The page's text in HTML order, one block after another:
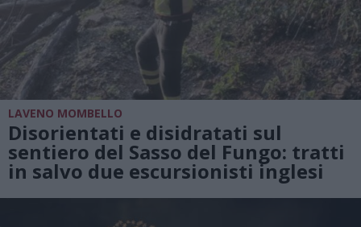
LAVENO MOMBELLO
Disorientati e disidratati sul
sentiero del Sasso del Fungo: tratti
in salvo due escursionisti inglesi